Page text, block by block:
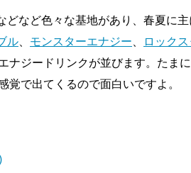
どなど色々な基地があり、春夏に
ル モンスターエナジー ロック
ナジードリンクが並びます。たま
覚で出てくるので面白いですよ。